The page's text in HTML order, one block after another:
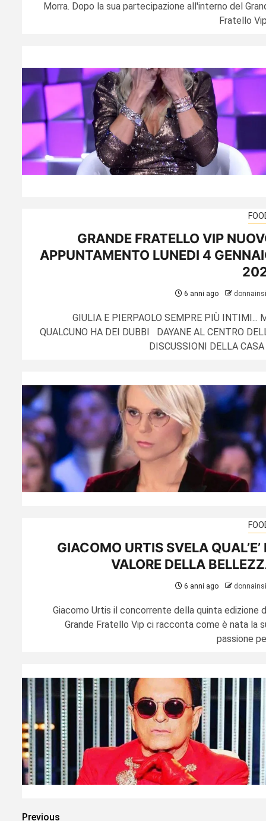
Morra. Dopo la sua partecipazione all'interno del
Fratello
GRANDE FRATELLO VIP
APPUNTAMENTO LUNEDI 4
6 anni ago
GIULIA E PIERPAOLO SEMPRE PIÙ INTIMI...
QUALCUNO HA DEI DUBBI DAYANE AL CENTRO
DISCUSSIONI DELLA CASA
GIACOMO URTIS SVELA QUAL’E’
VALORE DELLA
6 anni ago
Giacomo Urtis il concorrente della quinta edizione
Grande Fratello Vip ci racconta come è nata la
passione
Previous